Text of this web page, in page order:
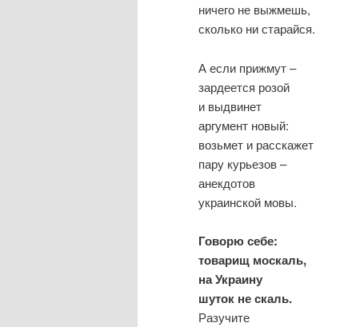
ничего не выжмешь,
сколько ни старайся.
А если прижмут –
зардеется розой
и выдвинет
аргумент новый:
возьмет и расскажет
пару курьезов –
анекдотов
украинской мовы.
Говорю себе:
товарищ москаль,
на Украину
шуток не скаль.
Разучите